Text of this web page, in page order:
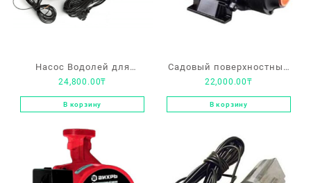
Насос Водолей для
колодца, 40м, 0,432м3/ч
24,800.00₸
В корзину
Садовый поверхностный
насос PATRIOT QB60
22,000.00₸
В корзину